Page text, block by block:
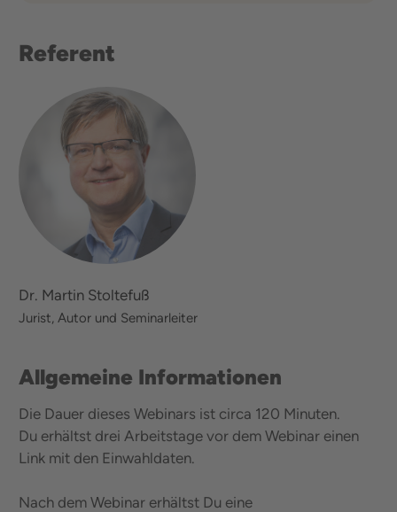
Referent
Dr. Martin Stoltefuß
Jurist, Autor und Seminarleiter
Allgemeine Informationen
Die Dauer dieses Webinars ist circa 120 Minuten.
Du erhältst drei Arbeitstage vor dem Webinar einen
Link mit den Einwahldaten.
Nach dem Webinar erhältst Du eine